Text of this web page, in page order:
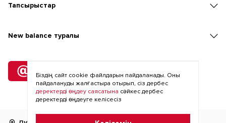
Тапсырыстар
New balаnce туралы
жазылу
Біздің сайт cookie файлдарын пайдаланады. Оны
пайдалануды жалғастыра отырып, сіз дербес
деректерді өңдеу саясатына сәйкес дербес
деректерді өңдеуге келісесіз